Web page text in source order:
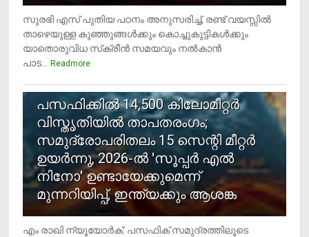
സുരഭി എസ് പുതിയ പഠനം അനുസരിച്ച്, രണ്ട് വയസ്സില്‍
താഴെയുള്ള കുഞ്ഞുങ്ങള്‍ക്കും കൊച്ചുകുട്ടികള്‍ക്കും
യാതൊരുവിധ സ്‌ക്രീന്‍ സമയവും നല്‍കാന്‍
പാട... Readmore
പസഫിക്കില്‍ 14,500 കിലോമീറ്റര്‍
വിസ്തൃതിയില്‍ താപതരംഗം;
സമുദ്രോപരിതലം 15 സെന്റി മീറ്റര്‍
ഉയര്‍ന്നു, 2026-ല്‍ 'സൂപ്പര്‍ എല്‍
നിനോ' ഉണ്ടായേക്കുമെന്ന്
മുന്നറിയിപ്പ്, ഇന്ത്യക്കും ആശങ്ക
എം രാഖി ന്യൂയോര്‍ക്: പസഫിക് സമുദ്രത്തിലൂടെ